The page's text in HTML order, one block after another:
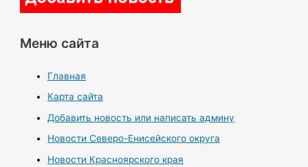
Меню сайта
Главная
Карта сайта
Добавить новость или написать админу
Новости Северо-Енисейского округа
Новости Красноярского края